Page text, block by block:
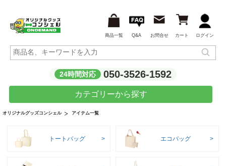
商品一覧 Q&A お問合せ カート ログイン
24時間対応 050-3526-1592
カテゴリーから探す
オリジナルグッズコンシェル アイテム一覧
トートバッグ エコバッグ